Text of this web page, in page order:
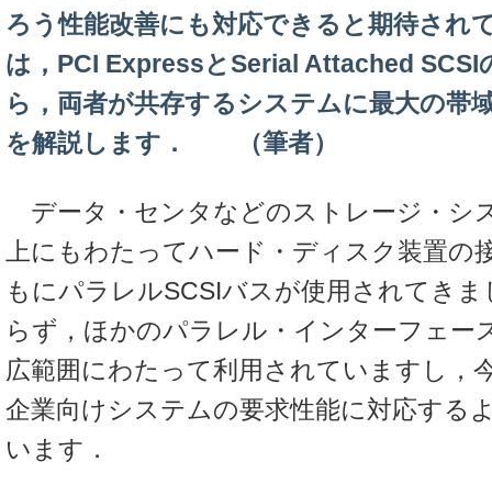
ろう性能改善にも対応できると期待され
は，PCI ExpressとSerial Attached SCSI
ら，両者が共存するシステムに最大の帯
を解説します． （筆者）
データ・センタなどのストレージ・シ
上にもわたってハード・ディスク装置の
もにパラレルSCSIバスが使用されてき
らず，ほかのパラレル・インターフェー
広範囲にわたって利用されていますし，
企業向けシステムの要求性能に対応する
います．